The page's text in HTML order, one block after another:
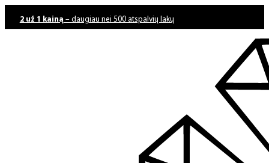
2 už 1 kainą – daugiau nei 500 atspalvių lakų